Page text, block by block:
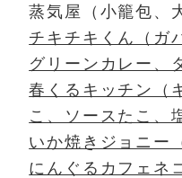
蒸気屋（小籠包、
チキチキくん（ガ
グリーンカレー、
春くるキッチン（
こ、ソースたこ、
いか焼きジョニー
にんぐるカフェネ